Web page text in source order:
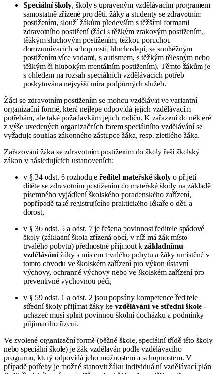
Speciální školy, školy s upraveným vzdělávacím programem
samostatně zřízené pro děti, žáky a studenty se zdravotním
postižením, slouží žákům především s těžšími formami
zdravotního postižení (žáci s těžkým zrakovým postižením,
těžkým sluchovým postižením, těžkou poruchou
dorozumívacích schopností, hluchoslepí, se souběžným
postižením více vadami, s autismem, s těžkým tělesným nebo
těžkým či hlubokým mentálním postižením). Těmto žákům je
s ohledem na rozsah speciálních vzdělávacích potřeb
poskytována nejvyšší míra podpůrných služeb.
Žáci se zdravotním postižením se mohou vzdělávat ve variantní
organizační formě, která nejlépe odpovídá jejich vzdělávacím
potřebám, ale také požadavkům jejich rodičů. K zařazení do některé
z výše uvedených organizačních forem speciálního vzdělávání se
vyžaduje souhlas zákonného zástupce žáka, resp. zletilého žáka.
Zařazování žáka se zdravotním postižením do školy řeší školský
zákon v následujících ustanoveních:
v § 34 odst. 6 rozhoduje ředitel mateřské školy o přijetí
dítěte se zdravotním postižením do mateřské školy na základě
písemného vyjádření školského poradenského zařízení,
popřípadě také registrujícího praktického lékaře o děti a
dorost,
v § 36 odst. 5 a odst. 7 je řešena povinnost ředitele spádové
školy (základní škola zřízená obcí, v níž má žák místo
trvalého pobytu) přednostně přijmout k základnímu
vzdělávánížáky s místem trvalého pobytu a žáky umístěné v
tomto obvodu ve školském zařízení pro výkon ústavní
výchovy, ochranné výchovy nebo ve školském zařízení pro
preventivně výchovnou péči,
v § 59 odst. 1 a odst. 2 jsou popsány kompetence ředitele
střední školy přijímat žáky ke vzdělávání ve střední škole -
uchazeč musí splnit povinnou školní docházku a podmínky
přijímacího řízení.
Ve zvolené organizační formě (běžné škole, speciální třídě této školy
nebo speciální škole) je žák vzděláván podle vzdělávacího
programu, který odpovídá jeho možnostem a schopnostem. V
případě potřeby je možné stanovit žáku individuální vzdělávací plán